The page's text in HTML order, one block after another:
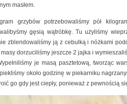
masłem.
grzybów potrzebowaliśmy pół
gęsią wątróbkę. Tu użyliśmy
zblendowaliśmy ją z cebulką i nóżkami
dorzuciliśmy jeszcze 2 jajka i
je masą pasztetową, tworząc
około godzinę w piekarniku
go gdy jest ciepły, ponieważ z pewnością